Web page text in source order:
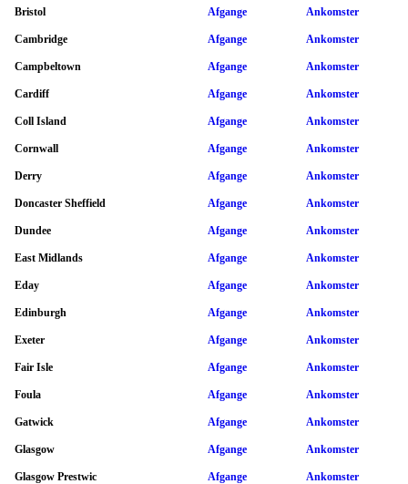
Bristol Afgange Ankomster
Cambridge Afgange Ankomster
Campbeltown Afgange Ankomster
Cardiff Afgange Ankomster
Coll Island Afgange Ankomster
Cornwall Afgange Ankomster
Derry Afgange Ankomster
Doncaster Sheffield Afgange Ankomster
Dundee Afgange Ankomster
East Midlands Afgange Ankomster
Eday Afgange Ankomster
Edinburgh Afgange Ankomster
Exeter Afgange Ankomster
Fair Isle Afgange Ankomster
Foula Afgange Ankomster
Gatwick Afgange Ankomster
Glasgow Afgange Ankomster
Glasgow Prestwic Afgange Ankomster